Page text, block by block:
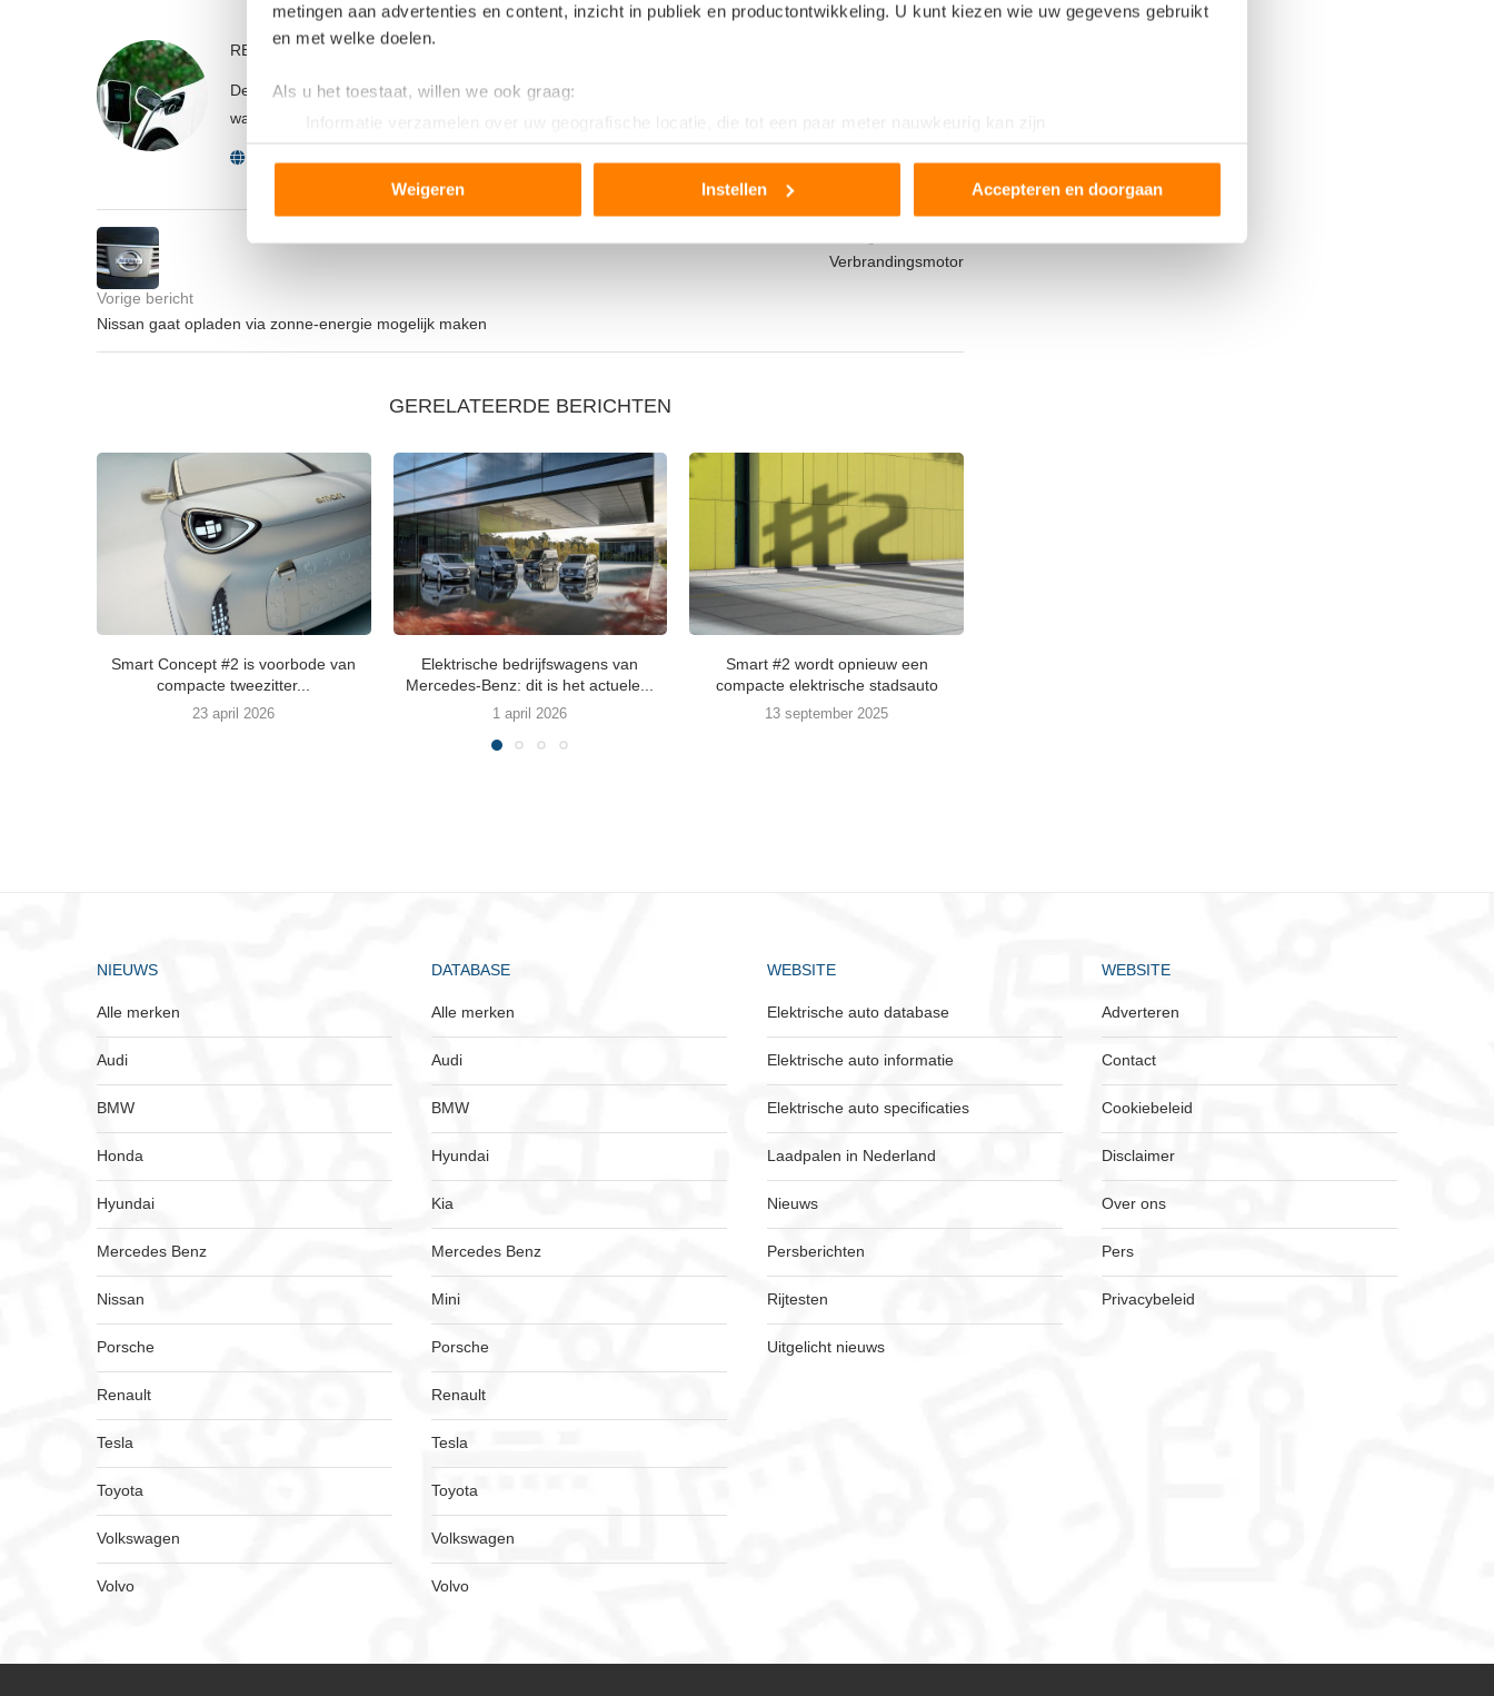
metingen aan advertenties en content, inzicht in publiek en productontwikkeling. U kunt kiezen wie uw gegevens gebruikt
en met welke doelen.
Als u het toestaat, willen we ook graag:
Informatie verzamelen over uw geografische locatie, die tot een paar meter nauwkeurig kan zijn
Lees meer over hoe uw persoonlijke gegevens worden verwerkt en stel uw voorkeuren in het
detailgedeelte
We gebruiken cookies om content en advertenties te personaliseren, om functies voor social media te bieden en om ons
Weigeren Instellen Accepteren en doorgaan
REDACTIE VAN ELEKTRISCHEAUTO.NL
De redactie van Elektrischeauto.nl volgt en publiceert het laatste nieuws over elektrische auto’s en alles
wat daarbij hoort, zoals laadpalen, laadstations en accu’s.
Vorige bericht
Nissan gaat opladen via zonne-energie mogelijk maken
Verbrandingsmotor
GERELATEERDE BERICHTEN
Smart Concept #2 is voorbode van
compacte tweezitter...
23 april 2026
Elektrische bedrijfswagens van
Mercedes-Benz: dit is het actuele...
1 april 2026
Smart #2 wordt opnieuw een
compacte elektrische stadsauto
13 september 2025
NIEUWS
Alle merken
Audi
BMW
Honda
Hyundai
Mercedes Benz
Nissan
Porsche
Renault
Tesla
Toyota
Volkswagen
Volvo
DATABASE
Alle merken
Audi
BMW
Hyundai
Kia
Mercedes Benz
Mini
Porsche
Renault
Tesla
Toyota
Volkswagen
Volvo
WEBSITE
Elektrische auto database
Elektrische auto informatie
Elektrische auto specificaties
Laadpalen in Nederland
Nieuws
Persberichten
Rijtesten
Uitgelicht nieuws
WEBSITE
Adverteren
Contact
Cookiebeleid
Disclaimer
Over ons
Pers
Privacybeleid